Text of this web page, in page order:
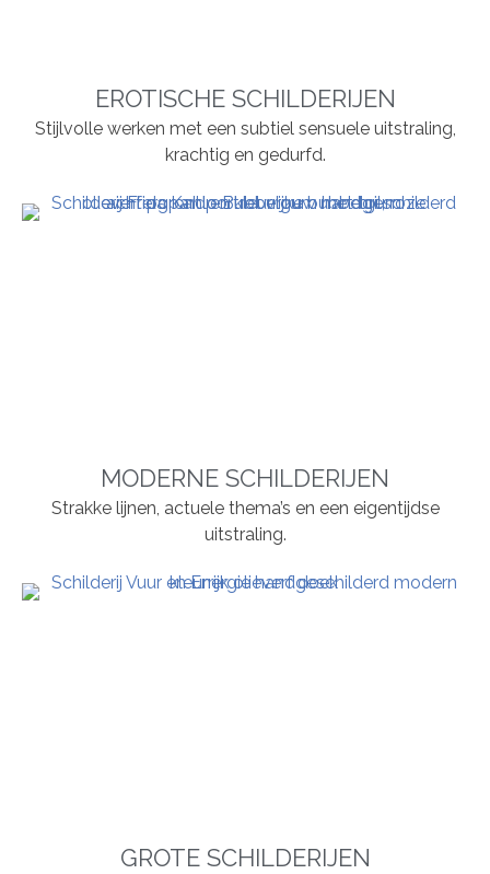
EROTISCHE SCHILDERIJEN
Stijlvolle werken met een subtiel sensuele uitstraling,
krachtig en gedurfd.
MODERNE SCHILDERIJEN
Strakke lijnen, actuele thema’s en een eigentijdse
uitstraling.
GROTE SCHILDERIJEN